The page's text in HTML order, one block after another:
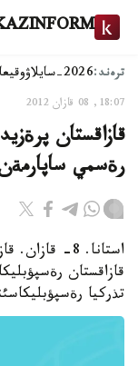
ترەند:2026-سايلاۋ
18:07, 08 قازان 2012
قازاقستان
رةسمي ساپارمةن
قازاقستان
تذركيا